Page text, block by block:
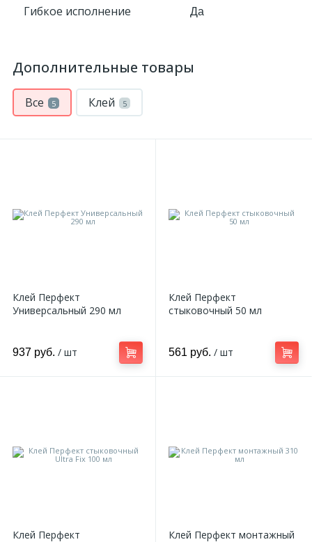
Гибкое исполнение Да
Дополнительные товары
Все 5 Клей 5
Клей Перфект
Универсальный 290 мл
937 руб. / шт
Клей Перфект
стыковочный 50 мл
561 руб. / шт
Клей Перфект
Клей Перфект монтажный